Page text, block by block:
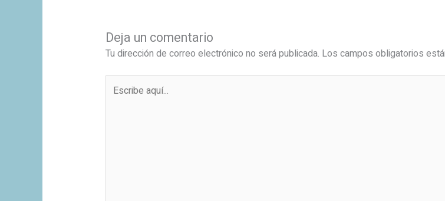
Deja un comentario
Tu dirección de correo electrónico no será publicada. Los campos obligatorios
aquí...